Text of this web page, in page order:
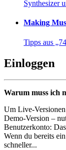
Synthesizer
Making
Tipps aus
Einloggen
Warum muss ich
Um Live-
Demo-Version –
Benutzerkonto:
Wenn du bereits
schneller...